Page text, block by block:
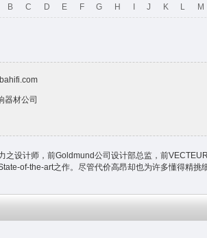
B C D E F G H J K L M
器材公司
之设计师，前Goldmund公司设计部总监，前
of-the-art之作。尽管代价高昂却也为许多懂得精